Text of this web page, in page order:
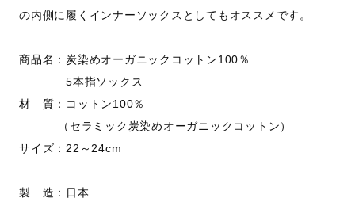
の内側に履くインナーソックスとしてもオススメです。
商品名：炭染めオーガニックコットン100％
5本指ソックス
材 質：コットン100％
（セラミック炭染めオーガニックコットン）
サイズ：22～24cm
製 造：日本